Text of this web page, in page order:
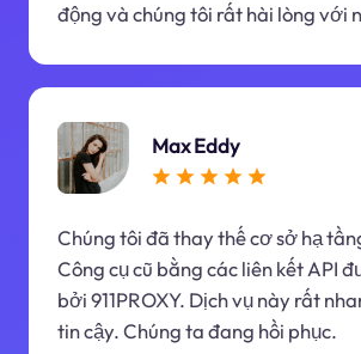
động và chúng tôi rất hài lòng với
Max Eddy
Chúng tôi đã thay thế cơ sở hạ
Công cụ cũ bằng các liên kết API
bởi 911PROXY. Dịch vụ này rất
tin cậy. Chúng ta đang hồi phục.